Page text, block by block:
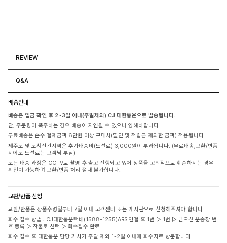
REVIEW
Q&A
배송안내
배송은 입금 확인 후 2~3일 이내(주말제외) CJ 대한통운으로 발송됩니다.
단, 주문량이 폭주하는 경우 배송이 지연될 수 있으니 양해바랍니다.
무료배송은 순수 결제금액 6만원 이상 구매시(할인 및 적립금 제외한 금액) 적용됩니다.
제주도 및 도서산간지역은 추가배송비(도선료) 3,000원이 부과됩니다. (무료배송,교환/반품
시에도 도선료는 고객님 부담)
모든 배송 과정은 CCTV로 촬영 후 출고 진행되고 있어 상품을 고의적으로 훼손하시는 경우
확인이 가능하며 교환/반품 처리 절대 불가합니다.
교환/반품 신청
교환/반품은 상품수령일부터 7일 이내 고객센터 또는 게시판으로 신청해주셔야 합니다.
회수 접수 방법 : CJ대한통운택배(1588-1255)ARS 연결 후 1번 ▷ 1번 ▷ 받으신 운송장 번
호 등록 ▷ 착불로 선택 ▷ 회수접수 완료
회수 접수 후 대한통운 담당 기사가 주말 제외 1-2일 이내에 회수지로 방문합니다.